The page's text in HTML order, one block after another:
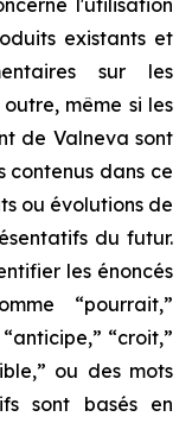
existants et
sur les
même si les
de Valneva sont
contenus dans ce
ou évolutions de
du futur.
les énoncés
“pourrait,”
“croit,”
ou des mots
sont basés en